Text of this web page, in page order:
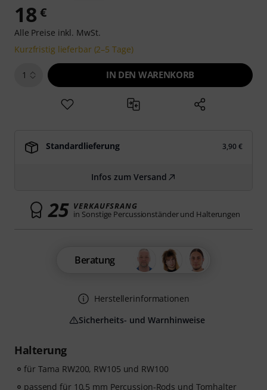
Halterung
für Tama RW200, RW105 und RW100
passend für 10,5 mm Percussion-Rods und Tomhalter
18 €
Alle Preise inkl. MwSt.
Kurzfristig lieferbar (2–5 Tage)
1 IN DEN WARENKORB
Standardlieferung 3,90 €
Infos zum Versand
25 VERKAUFSRANG
in Sonstige Percussionständer und Halterungen
Beratung
Herstellerinformationen
Sicherheits- und Warnhinweise